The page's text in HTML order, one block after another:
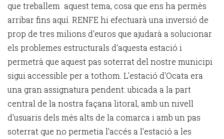
que treballem aquest tema, cosa que ens ha permès
arribar fins aquí. RENFE hi efectuarà una inversió de
prop de tres milions d'euros que ajudarà a solucionar
els problemes estructurals d'aquesta estació i
permetrà que aquest pas soterrat del nostre municipi
sigui accessible per a tothom. L'estació d'Ocata era
una gran assignatura pendent: ubicada a la part
central de la nostra façana litoral, amb un nivell
d'usuaris dels més alts de la comarca i amb un pas
soterrat que no permetia l'accés a l’estació a les